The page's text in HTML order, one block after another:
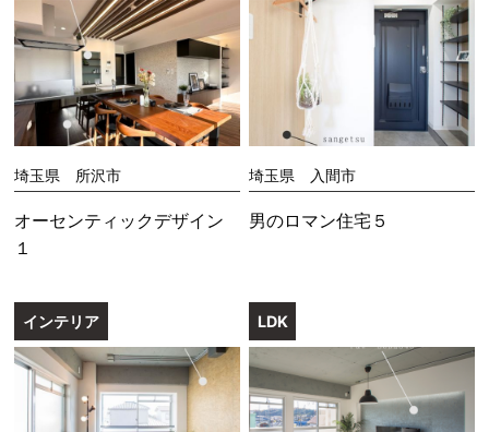
埼玉県 所沢市
オーセンティックデザイン
１
埼玉県 入間市
男のロマン住宅５
インテリア LDK